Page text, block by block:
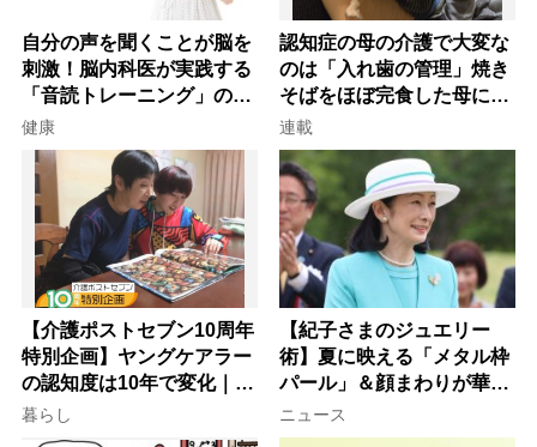
自分の声を聞くことが脳を
刺激！脳内科医が実践する
「音読トレーニング」の極
意
健康
認知症の母の介護で大変な
のは「入れ歯の管理」焼き
そばをほぼ完食した母に息
子が血の気が引いた理由
連載
【介護ポストセブン10周年
特別企画】ヤングケアラー
の認知度は10年で変化｜流
行語大賞にノミネート、法
律にも明記されたが果たし
暮らし
【紀子さまのジュエリー
術】夏に映える「メタル枠
パール」＆顔まわりが華や
ぐ「揺れる一粒」の使い分
け方
ニュース